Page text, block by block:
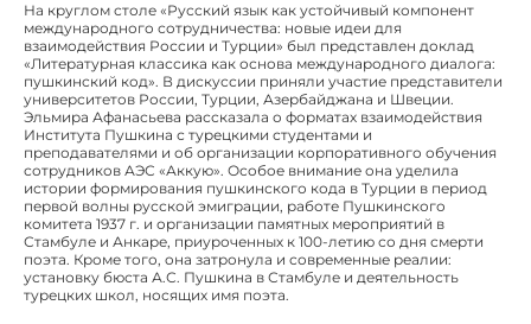
На круглом столе «Русский язык как устойчивый компонент
международного сотрудничества: новые идеи для
взаимодействия России и Турции» был представлен доклад
«Литературная классика как основа международного диалога:
пушкинский код». В дискуссии приняли участие представители
университетов России, Турции, Азербайджана и Швеции.
Эльмира Афанасьева рассказала о форматах взаимодействия
Института Пушкина с турецкими студентами и
преподавателями и об организации корпоративного обучения
сотрудников АЭС «Аккую». Особое внимание она уделила
истории формирования пушкинского кода в Турции в период
первой волны русской эмиграции, работе Пушкинского
комитета 1937 г. и организации памятных мероприятий в
Стамбуле и Анкаре, приуроченных к 100-летию со дня смерти
поэта. Кроме того, она затронула и современные реалии:
установку бюста А.С. Пушкина в Стамбуле и деятельность
турецких школ, носящих имя поэта.